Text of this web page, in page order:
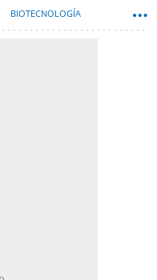
BIOTECNOLOGÍA